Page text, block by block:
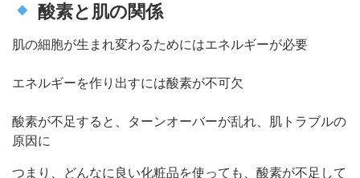
酸素と肌の関係
肌の細胞が生まれ変わるためにはエネルギーが必要
エネルギーを作り出すには酸素が不可欠
酸素が不足すると、ターンオーバーが乱れ、肌トラブルの
原因に
つまり、どんなに良い化粧品を使っても、酸素が不足して